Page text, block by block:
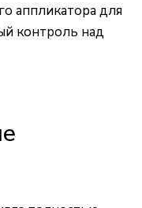
аппликатора для
контроль над